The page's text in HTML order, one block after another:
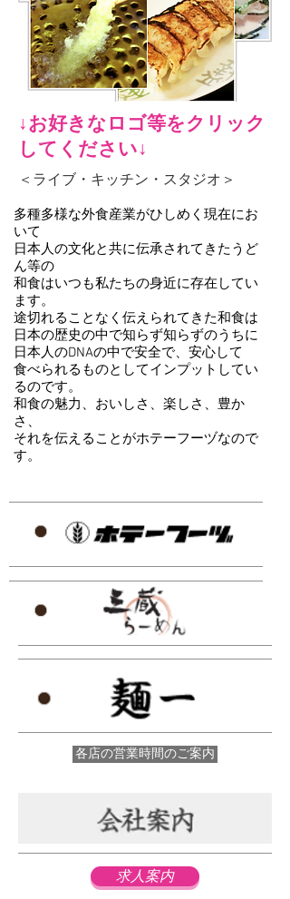
↓お好きなロゴ等をクリック
してください↓
＜ライブ・キッチン ・スタジオ＞
多種多様な外食産業がひしめく現在にお
いて
日本人の文化と共に伝承されてきたうど
ん等の
和食はいつも私たちの身近に存在してい
ます。
途切れることなく伝えられてきた和食は
日本の歴史の中で知らず知らずのうちに
日本人のDNAの中で安全で、安心して
食べられるものとしてインプットしてい
るのです。
和食の魅力、おいしさ、楽しさ、豊か
さ、
それを伝えることがホテーフーヅなので
す。
各店の営業時間のご案内
求人案内